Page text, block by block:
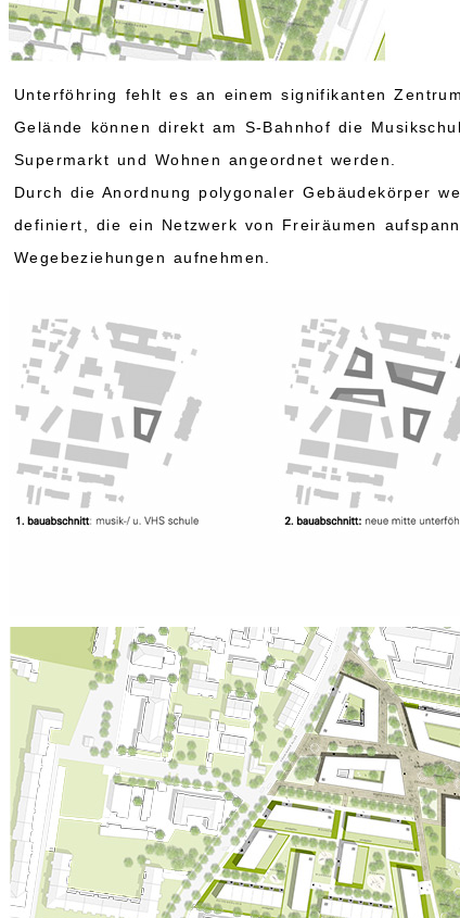
Unterföhring fehlt es an einem signifikanten
Gelände können direkt am S-Bahnhof die
Supermarkt und Wohnen angeordnet werden.
Durch die Anordnung polygonaler Gebäudekörper
definiert, die ein Netzwerk von Freiräumen
Wegebeziehungen aufnehmen.